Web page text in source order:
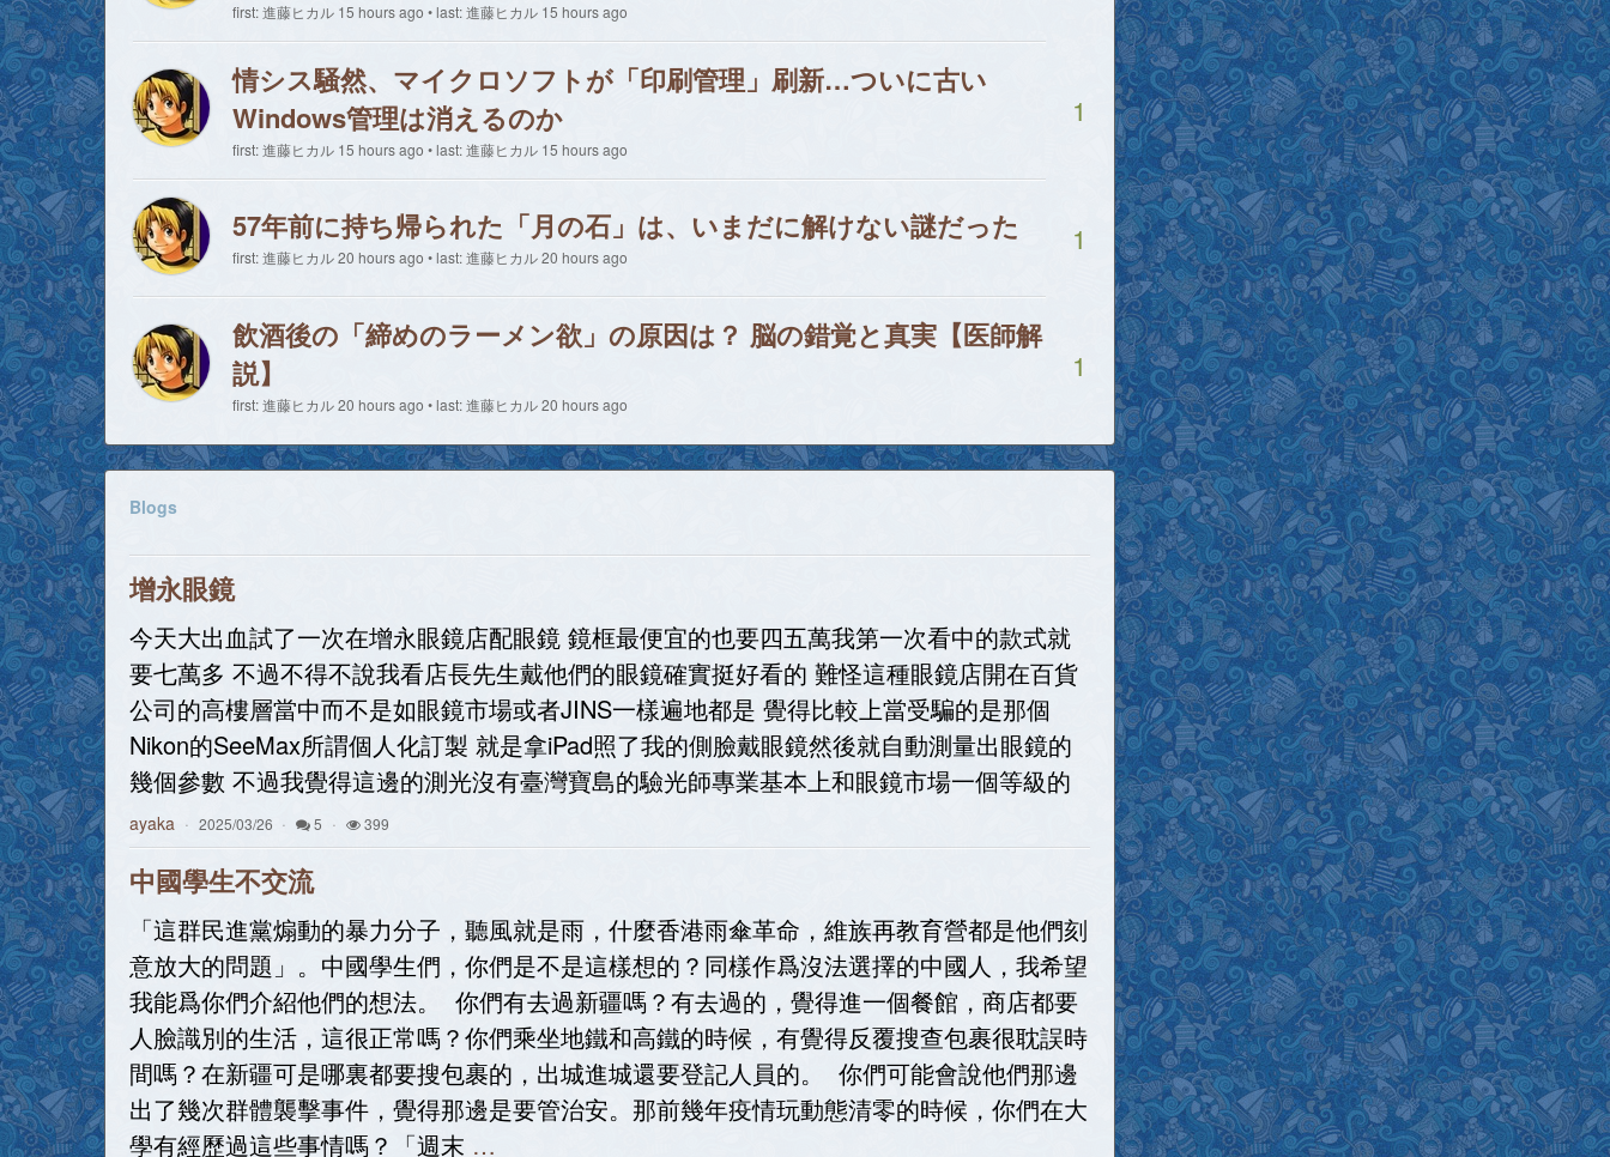
first: 進藤ヒカル 15 hours ago • last: 進藤ヒカル 15 hours ago
情シス騒然、マイクロソフトが「印刷管理」刷新…ついに古い
Windows管理は消えるのか
first: 進藤ヒカル 15 hours ago • last: 進藤ヒカル 15 hours ago
1
57年前に持ち帰られた「月の石」は、いまだに解けない謎だった
first: 進藤ヒカル 20 hours ago • last: 進藤ヒカル 20 hours ago
1
飲酒後の「締めのラーメン欲」の原因は？ 脳の錯覚と真実【医師解
説】
first: 進藤ヒカル 20 hours ago • last: 進藤ヒカル 20 hours ago
1
Blogs
增永眼鏡
今天大出血試了一次在增永眼鏡店配眼鏡 鏡框最便宜的也要四五萬我第一次看中的款式就
要七萬多 不過不得不說我看店長先生戴他們的眼鏡確實挺好看的 難怪這種眼鏡店開在百貨
公司的高樓層當中而不是如眼鏡市場或者JINS一樣遍地都是 覺得比較上當受騙的是那個
Nikon的SeeMax所謂個人化訂製 就是拿iPad照了我的側臉戴眼鏡然後就自動測量出眼鏡的
幾個參數 不過我覺得這邊的測光沒有臺灣寶島的驗光師專業基本上和眼鏡市場一個等級的
ayaka 2025/03/26 5 399
中國學生不交流
「這群民進黨煽動的暴力分子，聽風就是雨，什麼香港雨傘革命，維族再教育營都是他們刻
意放大的問題」。中國學生們，你們是不是這樣想的？同樣作爲沒法選擇的中國人，我希望
我能爲你們介紹他們的想法。 你們有去過新疆嗎？有去過的，覺得進一個餐館，商店都要
人臉識別的生活，這很正常嗎？你們乘坐地鐵和高鐵的時候，有覺得反覆搜查包裹很耽誤時
間嗎？在新疆可是哪裏都要搜包裹的，出城進城還要登記人員的。 你們可能會說他們那邊
出了幾次群體襲擊事件，覺得那邊是要管治安。那前幾年疫情玩動態清零的時候，你們在大
學有經歷過這些事情嗎？「週末 …